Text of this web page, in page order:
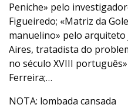
Peniche» pelo
Figueiredo; «Matriz da
manuelino» pelo
Aires, tratadista do
no século XVIII
Ferreira;…
NOTA: lombada cansada